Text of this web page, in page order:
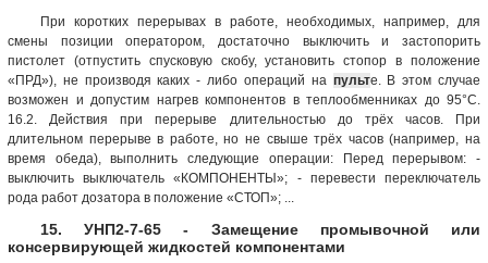
При коротких перерывах в работе, необходимых, например, для
смены позиции оператором, достаточно выключить и застопорить
пистолет (отпустить спусковую скобу, установить стопор в положение
«ПРД»), не производя каких - либо операций на пульте. В этом случае
возможен и допустим нагрев компонентов в теплообменниках до 95°С.
16.2. Действия при перерыве длительностью до трёх часов. При
длительном перерыве в работе, но не свыше трёх часов (например, на
время обеда), выполнить следующие операции: Перед перерывом: -
выключить выключатель «КОМПОНЕНТЫ»; - перевести переключатель
рода работ дозатора в положение «СТОП»; ...
15. УНП2-7-65 - Замещение промывочной или
консервирующей жидкостей компонентами